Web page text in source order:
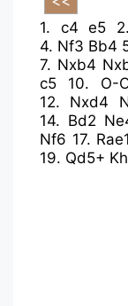
1. c4 e5
4. Nf3 Bb4
7. Nxb4
c5
10. O-
12. Nxd4
14. Bd2
Nf6 17. Rae1
19. Qd5+